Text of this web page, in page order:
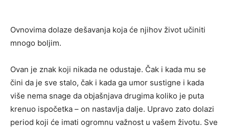
Ovnovima dolaze dešavanja koja će njihov život učiniti
mnogo boljim.
Ovan je znak koji nikada ne odustaje. Čak i kada mu se
čini da je sve stalo, čak i kada ga umor sustigne i kada
više nema snage da objašnjava drugima koliko je puta
krenuo ispočetka – on nastavlja dalje. Upravo zato dolazi
period koji će imati ogromnu važnost u vašem životu. Sve